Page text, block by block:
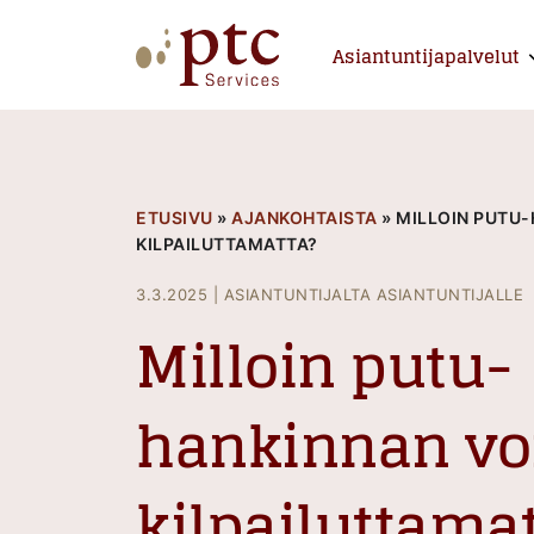
Asiantuntijapalvelut
ETUSIVU » AJANKOHTAISTA » MILLOIN PUTU-
KILPAILUTTAMATTA?
3.3.2025 ASIANTUNTIJALTA ASIANTUNTIJALLE
Milloin putu-
hankinnan